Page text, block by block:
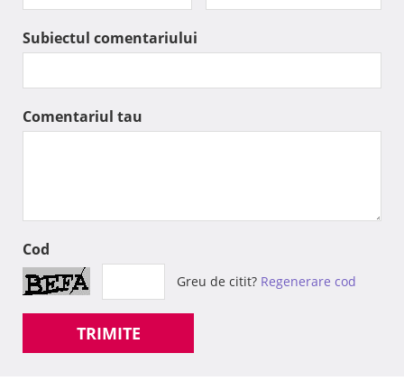
Subiectul comentariului
Comentariul tau
Cod
Greu de citit? Regenerare cod
TRIMITE